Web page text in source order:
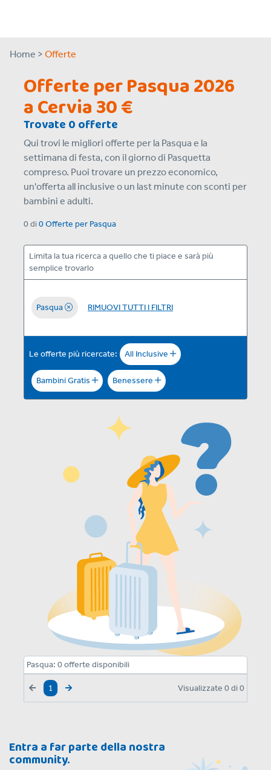
Home > Offerte
Offerte per Pasqua 2026
a Cervia 30 €
Trovate 0 offerte
Qui trovi le migliori offerte per la Pasqua e la
settimana di festa, con il giorno di Pasquetta
compreso. Puoi trovare un prezzo economico,
un'offerta all inclusive o un last minute con sconti per
bambini e adulti.
0 di0 Offerte per Pasqua
Limita la tua ricerca a quello che ti piace e sarà più
semplice trovarlo
Pasqua RIMUOVI TUTTI I FILTRI
Le offerte più ricercate: All Inclusive
Bambini Gratis Benessere
Pasqua: 0offerte disponibili
1 Visualizzate 0 di0
Entra a far parte della nostra
community.